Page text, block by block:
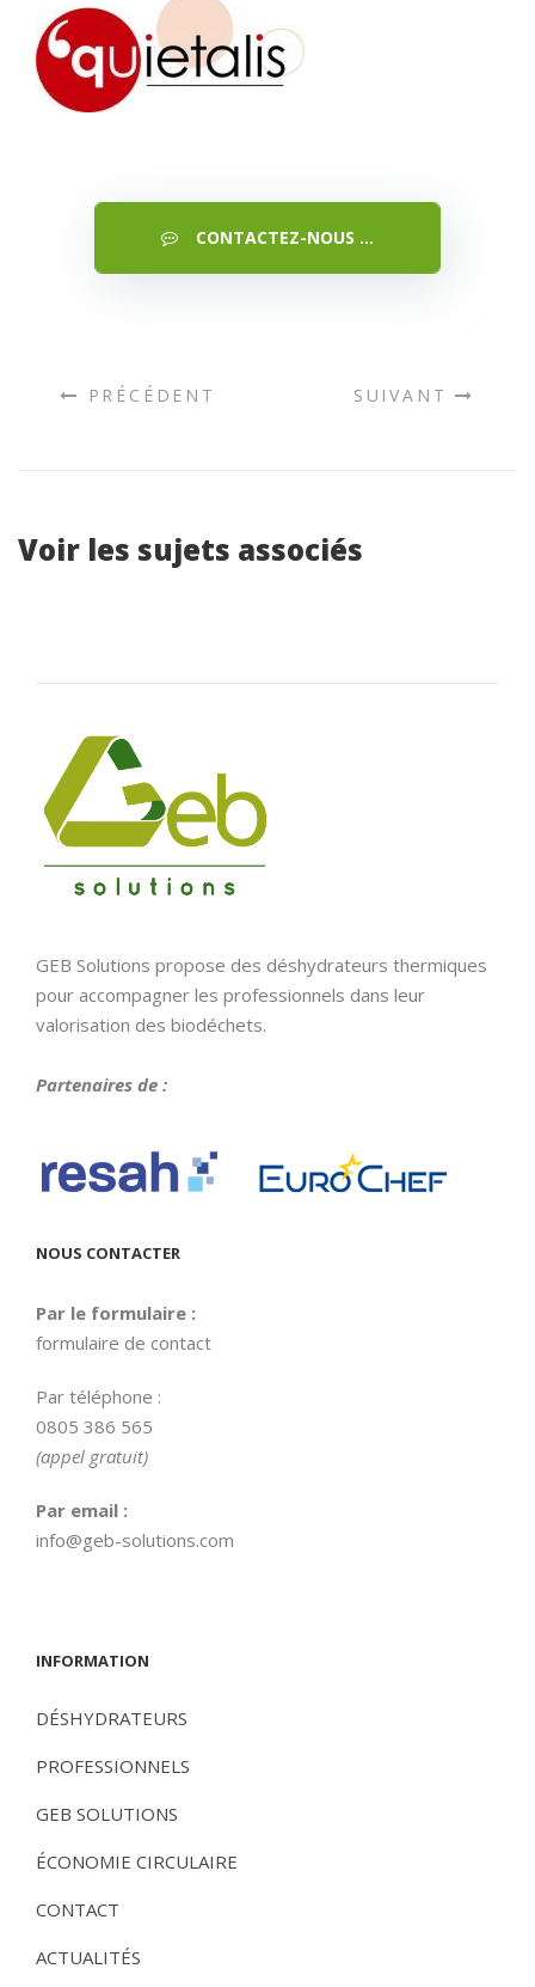
CONTACTEZ-NOUS ...
PRÉCÉDENT SUIVANT
Voir les sujets associés
GEB Solutions propose des déshydrateurs thermiques
pour accompagner les professionnels dans leur
valorisation des biodéchets.
Partenaires de :
NOUS CONTACTER
Par le formulaire :
formulaire de contact
Par téléphone :
0805 386 565
(appel gratuit)
Par email :
info@geb-solutions.com
INFORMATION
DÉSHYDRATEURS
PROFESSIONNELS
GEB SOLUTIONS
ÉCONOMIE CIRCULAIRE
CONTACT
ACTUALITÉS